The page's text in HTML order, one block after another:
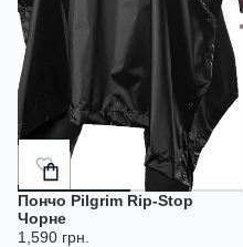
Додати
кошик
Пончо Pilgrim Rip-Stop
Чорне
1,590 грн.